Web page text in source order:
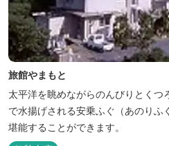
旅館やまもと
太平洋を眺めながらのんびりとく
で水揚げされる安乗ふぐ（あのりふ
堪能することができます。